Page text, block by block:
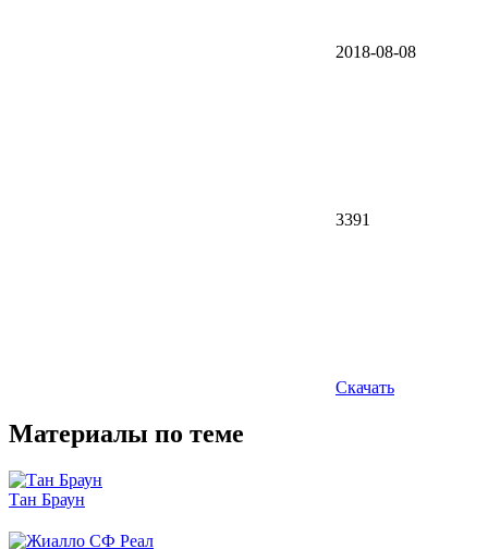
2018-08-08
3391
Скачать
Материалы по теме
Тан Браун